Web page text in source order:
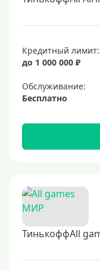
Кредитный лимит:
до 1 000 000 ₽
Обслуживание:
Бесплатно
ТинькоффAll